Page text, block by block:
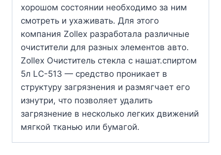
хорошом состоянии необходимо за ним
смотреть и ухаживать. Для этого
компания Zollex разработала различные
очистители для разных элементов авто.
Zollex Очиститель стекла с нашат.спиртом
5л LC-513 — средство проникает в
структуру загрязнения и размягчает его
изнутри, что позволяет удалить
загрязнение в несколько легких движений
мягкой тканью или бумагой.